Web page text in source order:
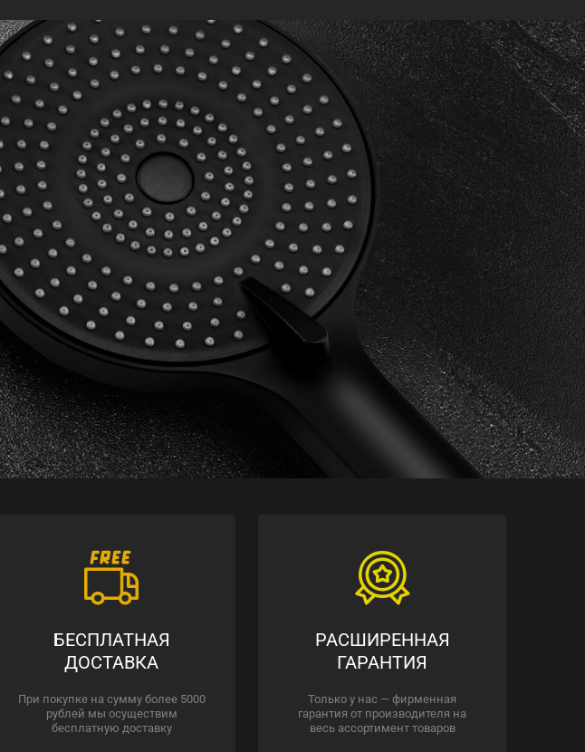
БЕСПЛАТНАЯ
ДОСТАВКА
При покупке на сумму более 5000
рублей мы осуществим
бесплатную доставку
РАСШИРЕННАЯ
ГАРАНТИЯ
Только у нас — фирменная
гарантия от производителя на
весь ассортимент товаров